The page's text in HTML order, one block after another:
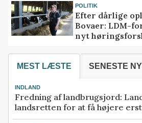
POLITIK
Efter dårlige
Bovaer: LDM-
nyt
MEST LÆSTE SENESTE
INDLAND
Fredning af landbrugsjord:
landsretten for at få højere